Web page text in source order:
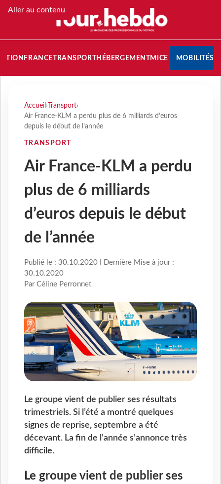
Aller au contenu
FRANCETRANSPORT HÉBERGEMENTMICE MOBILITÉS
Accueil › Transport›
Air France-KLM a perdu plus de 6 milliards d’euros
depuis le début de l’année
TRANSPORT
Air France-KLM a perdu
plus de 6 milliards
d’euros depuis le début
de l’année
Publié le : 30.10.2020 I Dernière Mise à jour :
30.10.2020
Par Céline Perronnet
Le groupe vient de publier ses résultats
trimestriels. Si l’été a montré quelques
signes de reprise, septembre a été
décevant. La fin de l’année s’annonce très
difficile.
Le groupe vient de publier ses